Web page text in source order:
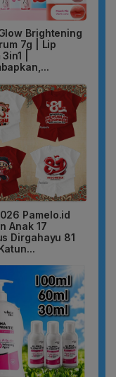
Brightening
7g | Lip
|
Pamelo.id
Anak 17
Dirgahayu 81